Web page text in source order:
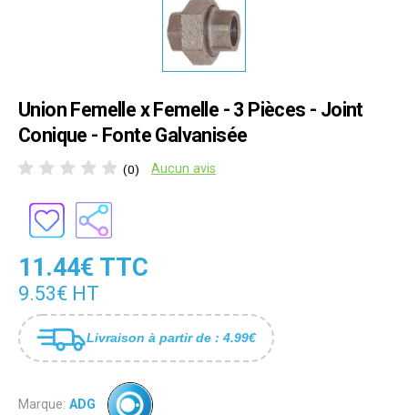
Union Femelle x Femelle - 3 Pièces - Joint
Conique - Fonte Galvanisée
(0) Aucun avis
11.44€ TTC
9.53€ HT
Livraison à partir de : 4.99€
Marque: ADG